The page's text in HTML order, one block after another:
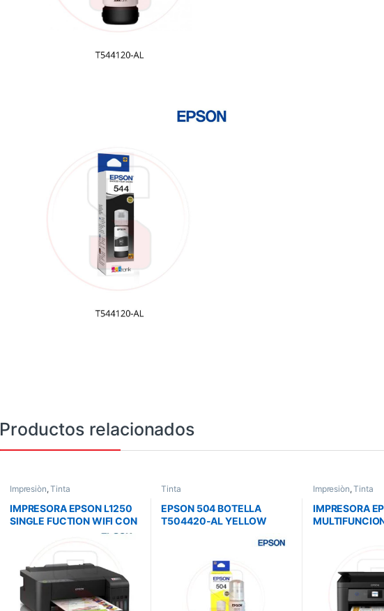
Productos relacionados
Impresiòn,Tinta
IMPRESORA EPSON L1250
SINGLE FUCTION WIFI CON
Tinta
EPSON 504 BOTELLA
T504420-AL YELLOW
Impresiòn,Tinta
IMPRESORA
LEX APP